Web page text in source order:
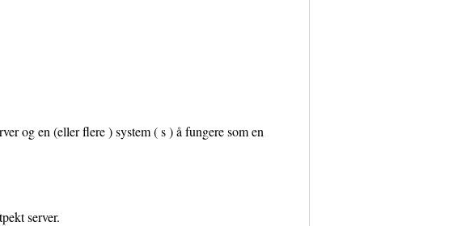
og en (eller flere ) system ( s ) å fungere som en
server.